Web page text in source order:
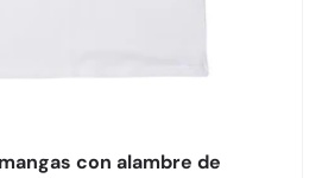
con alambre de